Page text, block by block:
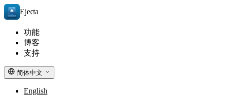
Ejecta
功能
博客
支持
简体中文
English